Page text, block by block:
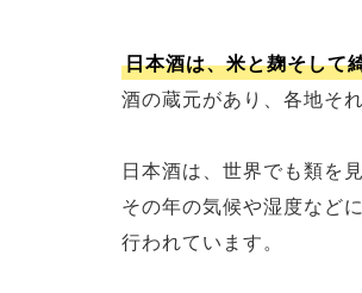
日本酒は、米と麹そして
酒の蔵元があり、各地そ
日本酒は、世界でも類を
その年の気候や湿度など
行われています。